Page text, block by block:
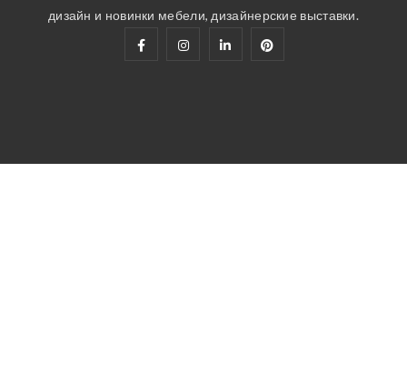
дизайн и новинки мебели, дизайнерские выставки.